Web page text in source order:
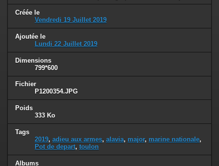
Créée le
Vendredi 19 Juillet 2019
Ajoutée le
Lundi 22 Juillet 2019
Dimensions
799*600
Fichier
P1200354.JPG
Poids
333 Ko
Tags
2019, adieu aux armes, alavia, major, marine nationale,
Pot de depart, toulon
Albums